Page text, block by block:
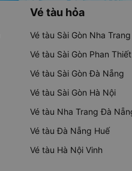
Vé tàu hỏa
Vé tàu Sài Gòn Nha Trang
Vé tàu Sài Gòn Phan Thiết
Vé tàu Sài Gòn Đà Nẵng
Vé tàu Sài Gòn Hà Nội
Vé tàu Nha Trang Đà
Vé tàu Đà Nẵng Huế
Vé tàu Hà Nội Vinh